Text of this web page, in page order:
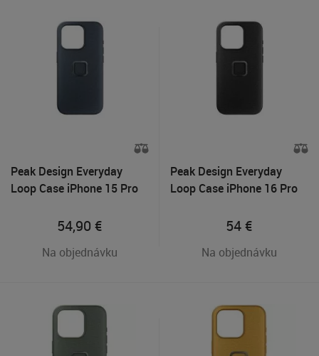
Peak Design Everyday
Loop Case iPhone 15 Pro
54,90 €
Na objednávku
Peak Design Everyday
Loop Case iPhone 16 Pro
54€
Na objednávku